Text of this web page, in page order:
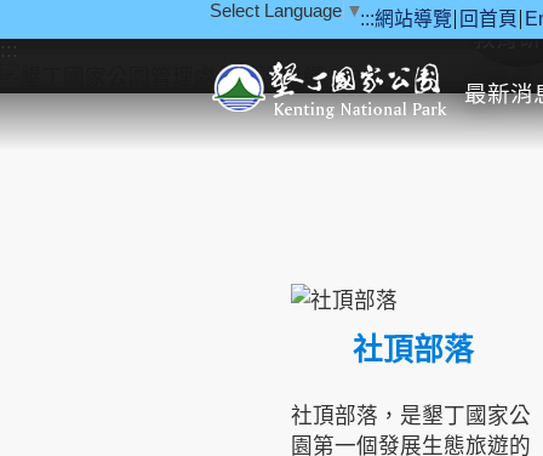
:::網站導覽 回首頁
Select Language ▼
最新消
::: 教育
社頂部落
社頂部落，是墾丁國家公
園第一個發展生態旅遊的